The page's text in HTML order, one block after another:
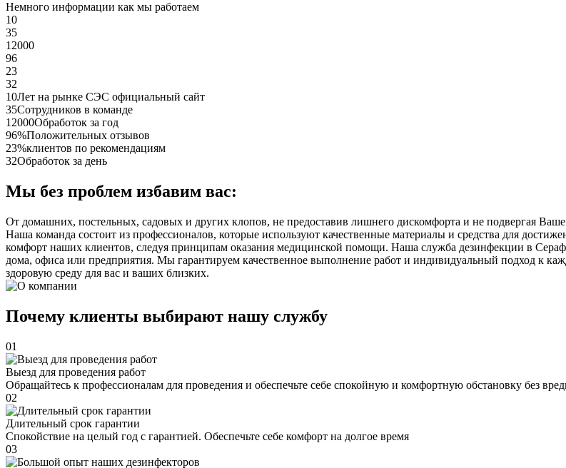
Немного информации как мы работаем
10
35
12000
96
23
32
10Лет на рынке СЭС официальный сайт
35Сотрудников в команде
12000Обработок за год
96%Положительных отзывов
23%клиентов по рекомендациям
32Обработок за день
Мы без проблем избавим вас:
От домашних, постельных, садовых и других клопов, не предоставив лишнего дискомфорта и не подвергая Ваше
Наша команда состоит из профессионалов, которые используют качественные материалы и средства для
комфорт наших клиентов, следуя принципам оказания медицинской помощи. Наша служба дезинфекции в
дома, офиса или предприятия. Мы гарантируем качественное выполнение работ и индивидуальный подход к
здоровую среду для вас и ваших близких.
Почему клиенты выбирают нашу службу
01
Выезд для проведения работ
Обращайтесь к профессионалам для проведения и обеспечьте себе спокойную и комфортную обстановку без
02
Длительный срок гарантии
Спокойствие на целый год с гарантией. Обеспечьте себе комфорт на долгое время
03